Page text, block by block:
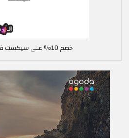
خصم 10% على سيكست في السعودية